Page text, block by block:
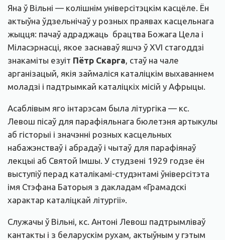
Яна ў Вільні — колішнім універсітэцкім касцёле. Ён
актыўна ўдзельнічаў у розных праявах касцельнага
жыцця: пачаў адраджаць брацтва Божага Цела і
Міласэрнасці, якое заснаваў яшчэ ў XVI стагоддзі
знакаміты езуіт Пётр Скарга, стаў на чале
арганізацый, якія займаліся каталіцкім выхаваннем
моладзі і падтрымкай каталіцкіх місій у Афрыцы.
Асаблівым яго інтарэсам была літургіка — кс.
Левош пісаў для парафіяльнага бюлетэня артыкулы
аб гісторыі і значэнні розных касцельных
набажэнстваў і абрадаў і чытаў для парафіянаў
лекцыі аб Святой Імшы. У студзені 1929 годзе ён
выступіў перад каталікамі-студэнтамі ўніверсітэта
імя Стэфана Баторыя з дакладам «Грамадскі
характар каталіцкай літургіі».
Служачы ў Вільні, кс. Антоні Левош падтрымліваў
кантакты і з беларускім рухам, актыўным у гэтым